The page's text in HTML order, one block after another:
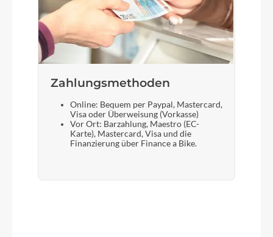
Zahlungsmethoden
Online: Bequem per Paypal, Mastercard,
Visa oder Überweisung (Vorkasse)
Vor Ort: Barzahlung, Maestro (EC-
Karte), Mastercard, Visa und die
Finanzierung über Finance a Bike.